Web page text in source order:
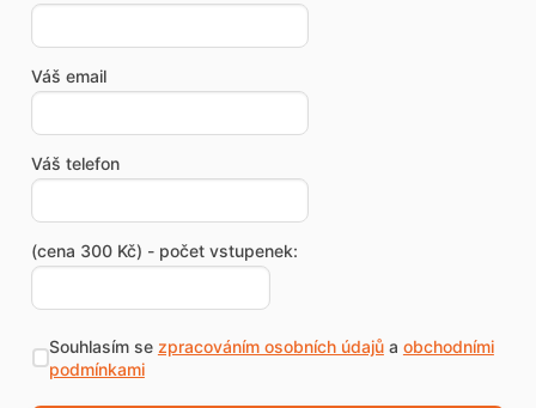
Váš email
Váš telefon
(cena 300 Kč) - počet vstupenek:
Souhlasím se zpracováním osobních údajůa obchodními
podmínkami